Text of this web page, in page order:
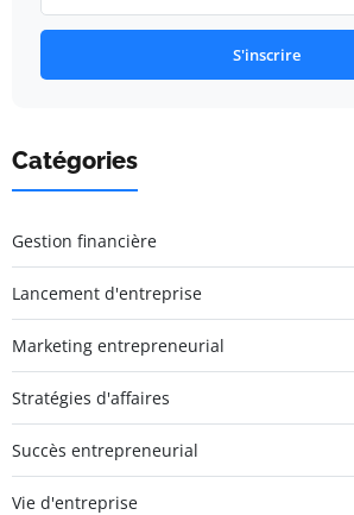
S'inscrire
Catégories
Gestion financière
Lancement d'entreprise
Marketing entrepreneurial
Stratégies d'affaires
Succès entrepreneurial
Vie d'entreprise